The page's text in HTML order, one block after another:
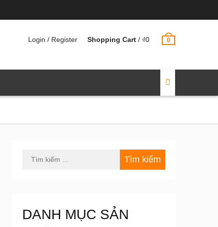
Login / Register Shopping Cart / ₫0 0
kiếm
DANH MỤC SẢN